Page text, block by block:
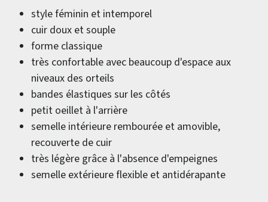
style féminin et intemporel
cuir doux et souple
forme classique
très confortable avec beaucoup d'espace aux
niveaux des orteils
bandes élastiques sur les côtés
petit oeillet à l'arrière
semelle intérieure rembourée et amovible,
recouverte de cuir
très légère grâce à l'absence d'empeignes
semelle extérieure flexible et antidérapante